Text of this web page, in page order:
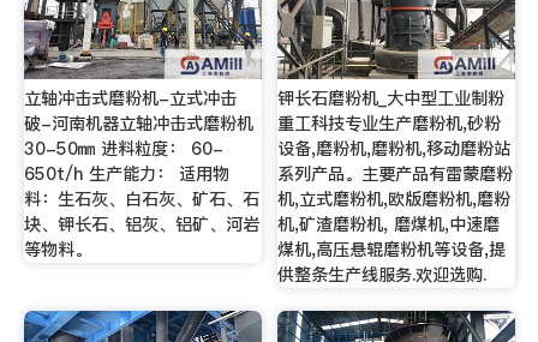
立轴冲击式磨粉机-立式冲击
破-河南机器立轴冲击式磨粉机
30-50㎜ 进料粒度： 60-
650t/h 生产能力： 适用物
料：生石灰、白石灰、矿石、石
块、钾长石、铝灰、铝矿、河岩
等物料。
钾长石磨粉机_大中型工业制粉
重工科技专业生产磨粉机,砂粉
设备,磨粉机,磨粉机,移动磨粉站
系列产品。主要产品有雷蒙磨粉
机,立式磨粉机,欧版磨粉机,磨粉
机,矿渣磨粉机, 磨煤机,中速磨
煤机,高压悬辊磨粉机等设备,提
供整条生产线服务.欢迎选购.